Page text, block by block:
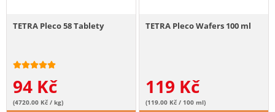
TETRA Pleco 58 Tablety
94 Kč
(4720.00 Kč / kg)
TETRA Pleco Wafers 100 ml
119 Kč
(119.00 Kč / 100 ml)